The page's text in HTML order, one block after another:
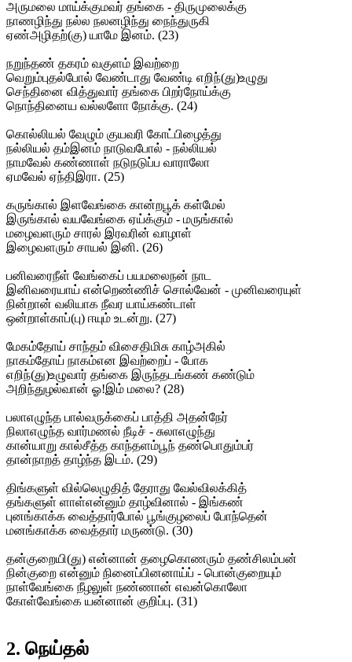
அருமலை மாய்க்குமவர் தங்கை - திருமுலைக்கு
நாணழிந்து நல்ல நலனழிந்து நைந்துருகி
ஏண்அழிதற்(கு) யாமே இனம். (23)
நறுந்தண் தகரம் வகுளம் இவற்றை
வெறும்புதல்போல் வேண்டாது வேண்டி எறிந்(து)உழுது
செந்தினை வித்துவார் தங்கை பிறர்நோய்க்கு
நொந்தினைய வல்லளோ நோக்கு. (24)
கொல்லியல் வேழும் குயவரி கோட்பிழைத்து
நல்லியல் தம்இனம் நாடுவபோல் - நல்லியல்
நாமவேல் கண்ணாள் நடுநடுப்ப வாராலோ
ஏமவேல் ஏந்திஇரா. (25)
கருங்கால் இளவேங்கை கான்றபூக் கள்மேல்
இருங்கால் வயவேங்கை ஏய்க்கும் - மருங்கால்
மழைவளரும் சாரல் இரவரின் வாழாள்
இழைவளரும் சாயல் இனி. (26)
பனிவரைநீள் வேங்கைப் பயமலைநன் நாட
இனிவரையாய் என்றெண்ணிச் சொல்வேன் - முனிவரையுள்
நின்றான் வலியாக நீவர யாய்கண்டாள்
ஒன்றாள்காப்(பு) ஈயும் உடன்று. (27)
மேகம்தோய் சாந்தம் விசைதிமிசு காழ்அகில்
நாகம்தோய் நாகம்என இவற்றைப் - போக
எறிந்(து)உழுவார் தங்கை இருந்தடங்கண் கண்டும்
அறிந்துழல்வான் ஓ!இம் மலை? (28)
பலாஎழுந்த பால்வருக்கைப் பாத்தி அதன்நேர்
நிலாஎழுந்த வார்மணல் நீடிச் - சுலாஎழுந்து
கான்யாறு கால்சீத்த காந்தளம்பூந் தண்பொதும்பர்
தான்நாறத் தாழ்ந்த இடம். (29)
திங்களுள் வில்லெழுதித் தேராது வேல்விலக்கித்
தங்களுள் ளாள்என்னும் தாழ்வினால் - இங்கண்
புனங்காக்க வைத்தார்போல் பூங்குழலைப் போந்தென்
மனங்காக்க வைத்தார் மருண்டு. (30)
தன்குறையி(து) என்னான் தழைகொணரும் தண்சிலம்பன்
நின்குறை என்னும் நினைப்பினனாய்ப் - பொன்குறையும்
நாள்வேங்கை நீழலுள் நண்ணான் எவன்கொலோ
கோள்வேங்கை யன்னான் குறிப்பு. (31)
2. நெய்தல்